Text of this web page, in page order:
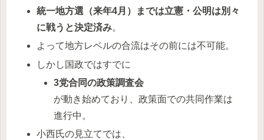
統一地方選（来年4月）までは立憲・公明は別々
に戦うと決定済み。
よって地方レベルの合流はその前には不可能。
しかし国政ではすでに
3党合同の政策調査会
が動き始めており、政策面での共同作業は
進行中。
小西氏の見立てでは、